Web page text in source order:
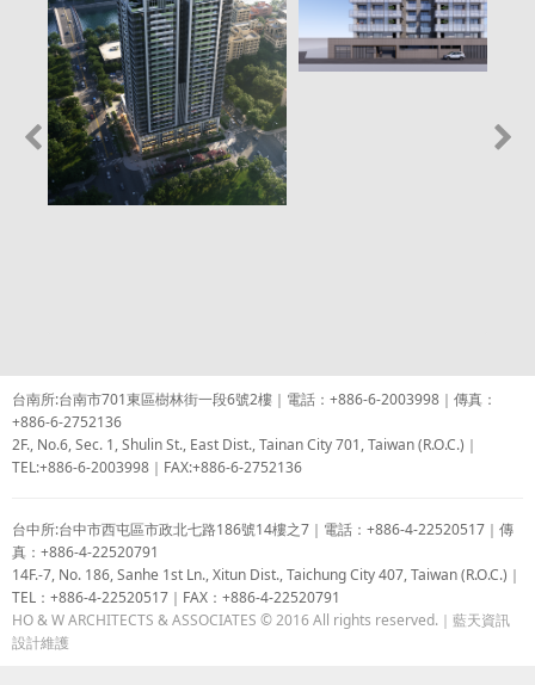
台南所:台南市701東區樹林街一段6號2樓｜電話：+886-6-2003998｜傳真：
+886-6-2752136
2F., No.6, Sec. 1, Shulin St., East Dist., Tainan City 701, Taiwan (R.O.C.)｜
TEL:+886-6-2003998｜FAX:+886-6-2752136
台中所:台中市西屯區市政北七路186號14樓之7｜電話：+886-4-22520517｜傳
真：+886-4-22520791
14F.-7, No. 186, Sanhe 1st Ln., Xitun Dist., Taichung City 407, Taiwan (R.O.C.)｜
TEL：+886-4-22520517｜FAX：+886-4-22520791
HO & W ARCHITECTS & ASSOCIATES © 2016 All rights reserved.｜ 藍天資訊
設計維護